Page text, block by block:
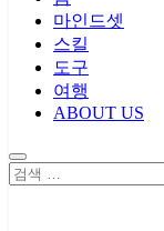
마인드셋
스킬
도구
여행
ABOUT US
검